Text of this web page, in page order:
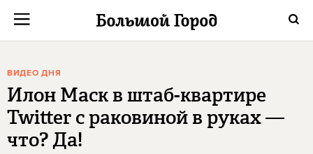
ВИДЕО ДНЯ
Илон Маск в штаб-квартире
Twitter с раковиной в руках —
что? Да!